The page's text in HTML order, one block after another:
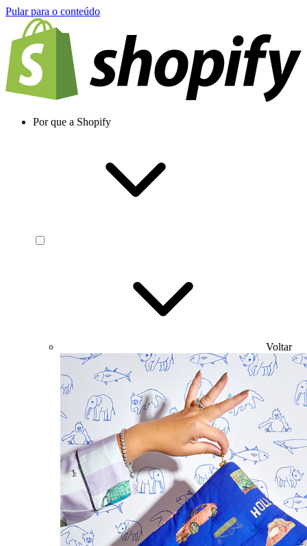
Pular para o conteúdo
Por que a Shopify
Voltar